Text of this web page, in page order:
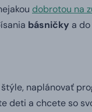
dobrotou na
básničky a
naplánovať
deti a chcete so